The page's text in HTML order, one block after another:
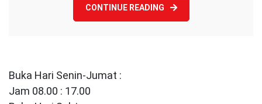
CONTINUE READING
Buka Hari Senin-Jumat :
Jam 08.00 : 17.00